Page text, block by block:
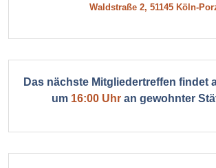
Waldstraße 2, 51145 Köln-
Das nächste Mitgliedertreffen findet
um 16:00 Uhran gewohnter